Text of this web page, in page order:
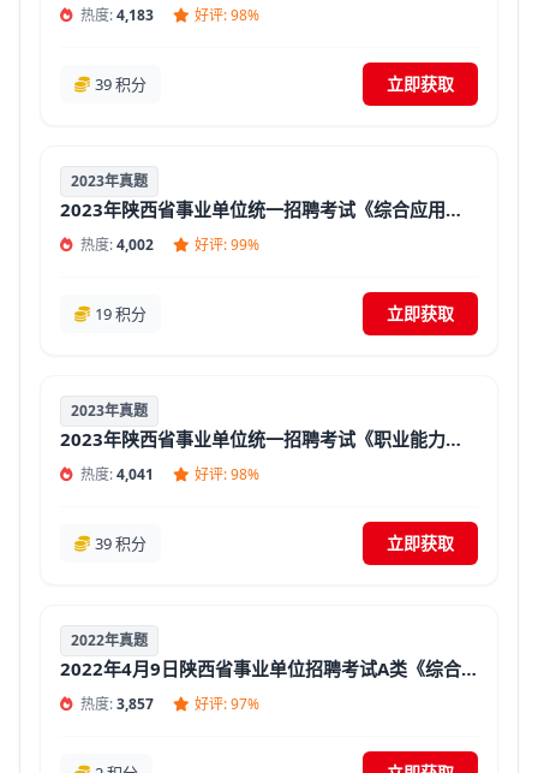
热度:4,183 好评: 98%
39 积分 立即获取
2023年真题
2023年陕西省事业单位统一招聘考试《综合应用能力》真题试卷及答案【含解析】
热度:4,002 好评: 99%
19 积分 立即获取
2023年真题
2023年陕西省事业单位统一招聘考试《职业能力倾向测验》真题试卷及答案【含解析】
热度:4,041 好评: 98%
39 积分 立即获取
2022年真题
2022年4月9日陕西省事业单位招聘考试A类《综合应用能力》真题试卷及答案【含解析】
热度:3,857 好评: 97%